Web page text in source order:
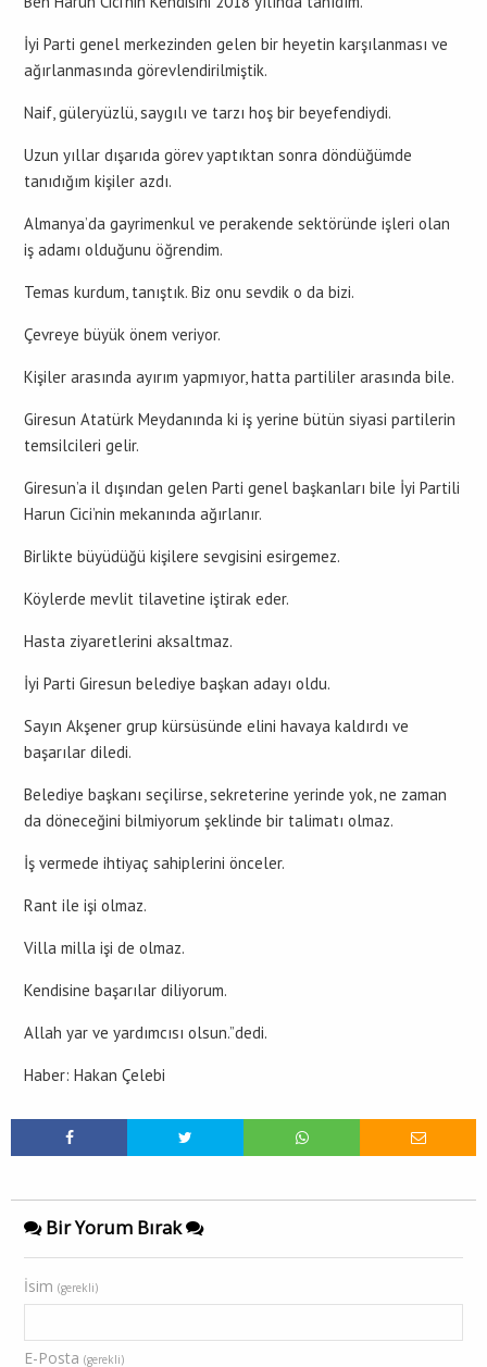
İyi Parti genel merkezinden gelen bir heyetin karşılanması ve
ağırlanmasında görevlendirilmiştik.
Naif, güleryüzlü, saygılı ve tarzı hoş bir beyefendiydi.
Uzun yıllar dışarıda görev yaptıktan sonra döndüğümde
tanıdığım kişiler azdı.
Almanya’da gayrimenkul ve perakende sektöründe işleri olan
iş adamı olduğunu öğrendim.
Temas kurdum, tanıştık. Biz onu sevdik o da bizi.
Çevreye büyük önem veriyor.
Kişiler arasında ayırım yapmıyor, hatta partililer arasında bile.
Giresun Atatürk Meydanında ki iş yerine bütün siyasi partilerin
temsilcileri gelir.
Giresun’a il dışından gelen Parti genel başkanları bile İyi Partili
Harun Cici’nin mekanında ağırlanır.
Birlikte büyüdüğü kişilere sevgisini esirgemez.
Köylerde mevlit tilavetine iştirak eder.
Hasta ziyaretlerini aksaltmaz.
İyi Parti Giresun belediye başkan adayı oldu.
Sayın Akşener grup kürsüsünde elini havaya kaldırdı ve
başarılar diledi.
Belediye başkanı seçilirse, sekreterine yerinde yok, ne zaman
da döneceğini bilmiyorum şeklinde bir talimatı olmaz.
İş vermede ihtiyaç sahiplerini önceler.
Rant ile işi olmaz.
Villa milla işi de olmaz.
Kendisine başarılar diliyorum.
Allah yar ve yardımcısı olsun.”dedi.
Haber: Hakan Çelebi
Bir Yorum Bırak
İsim (gerekli)
E-Posta (gerekli)